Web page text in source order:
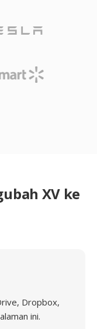
XV ke
Dropbox,
ini.